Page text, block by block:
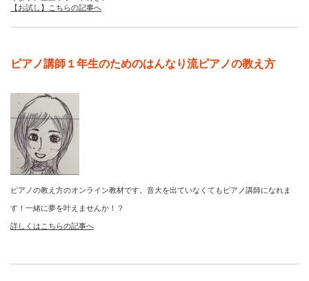
【お試し】こちらの記事へ
ピアノ講師１年生のためのはんなり流ピアノの教え方
ピアノの教え方のオンライン教材です。音大を出ていなくてもピアノ講師になれま
す！一緒に夢を叶えませんか！？
詳しくはこちらの記事へ